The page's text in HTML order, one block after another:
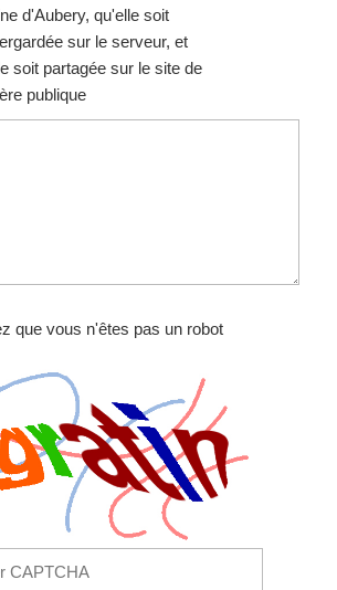
d'Aubery, qu'elle soit
sur le serveur, et
soit partagée sur le site de
publique
que vous n'êtes pas un robot